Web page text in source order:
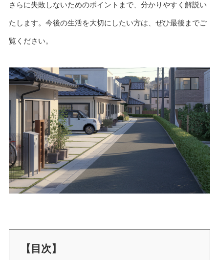
さらに失敗しないためのポイントまで、分かりやすく解説い
たします。今後の生活を大切にしたい方は、ぜひ最後までご
覧ください。
【目次】